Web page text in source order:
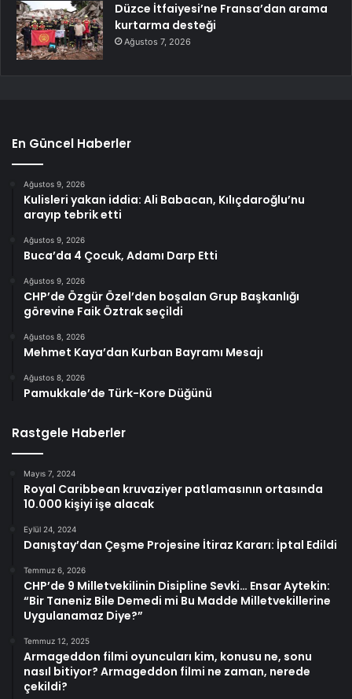
Düzce İtfaiyesi’ne Fransa’dan arama
kurtarma desteği
Ağustos 7, 2026
En Güncel Haberler
Ağustos 9, 2026
Kulisleri yakan iddia: Ali Babacan, Kılıçdaroğlu’nu
arayıp tebrik etti
Ağustos 9, 2026
Buca’da 4 Çocuk, Adamı Darp Etti
Ağustos 9, 2026
CHP’de Özgür Özel’den boşalan Grup Başkanlığı
görevine Faik Öztrak seçildi
Ağustos 8, 2026
Mehmet Kaya’dan Kurban Bayramı Mesajı
Ağustos 8, 2026
Pamukkale’de Türk-Kore Düğünü
Rastgele Haberler
Mayıs 7, 2024
Royal Caribbean kruvaziyer patlamasının ortasında
10.000 kişiyi işe alacak
Eylül 24, 2024
Danıştay’dan Çeşme Projesine İtiraz Kararı: İptal Edildi
Temmuz 6, 2026
CHP’de 9 Milletvekilinin Disipline Sevki… Ensar Aytekin:
“Bir Taneniz Bile Demedi mi Bu Madde Milletvekillerine
Uygulanamaz Diye?”
Temmuz 12, 2025
Armageddon filmi oyuncuları kim, konusu ne, sonu
nasıl bitiyor? Armageddon filmi ne zaman, nerede
çekildi?